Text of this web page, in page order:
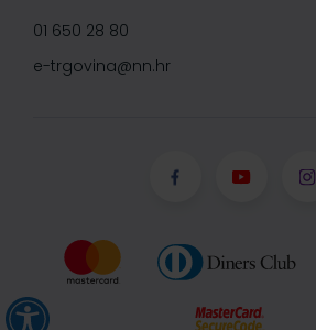
01 650 28 80
e-trgovina@nn.hr